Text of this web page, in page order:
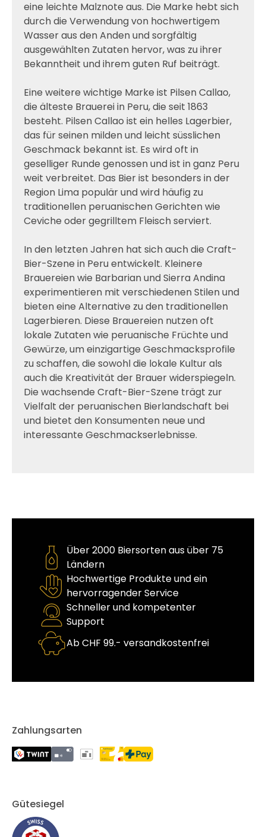
eine leichte Malznote aus. Die Marke hebt sich
durch die Verwendung von hochwertigem
Wasser aus den Anden und sorgfältig
ausgewählten Zutaten hervor, was zu ihrer
Bekanntheit und ihrem guten Ruf beiträgt.
Eine weitere wichtige Marke ist Pilsen Callao,
die älteste Brauerei in Peru, die seit 1863
besteht. Pilsen Callao ist ein helles Lagerbier,
das für seinen milden und leicht süsslichen
Geschmack bekannt ist. Es wird oft in
geselliger Runde genossen und ist in ganz Peru
weit verbreitet. Das Bier ist besonders in der
Region Lima populär und wird häufig zu
traditionellen peruanischen Gerichten wie
Ceviche oder gegrilltem Fleisch serviert.
In den letzten Jahren hat sich auch die Craft-
Bier-Szene in Peru entwickelt. Kleinere
Brauereien wie Barbarian und Sierra Andina
experimentieren mit verschiedenen Stilen und
bieten eine Alternative zu den traditionellen
Lagerbieren. Diese Brauereien nutzen oft
lokale Zutaten wie peruanische Früchte und
Gewürze, um einzigartige Geschmacksprofile
zu schaffen, die sowohl die lokale Kultur als
auch die Kreativität der Brauer widerspiegeln.
Die wachsende Craft-Bier-Szene trägt zur
Vielfalt der peruanischen Bierlandschaft bei
und bietet den Konsumenten neue und
interessante Geschmackserlebnisse.
Über 2000 Biersorten aus über 75
Ländern
Hochwertige Produkte und ein
hervorragender Service
Schneller und kompetenter
Support
Ab CHF 99.- versandkostenfrei
Zahlungsarten
Gütesiegel